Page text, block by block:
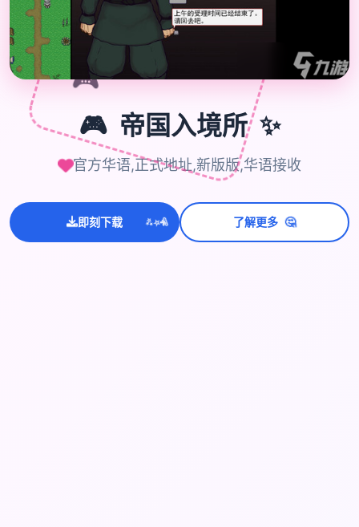
🎮
🎮 帝国入境所 ✨
官方华语,正式地址,新版版,华语接收
即刻下载 ✨⭐💫 了解更多 🤔